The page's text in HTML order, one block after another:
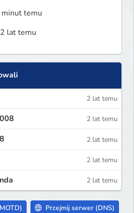
temu
2 lat temu
2 lat temu
2 lat temu
2 lat temu
2 lat temu
2 lat temu
Przejmij serwer (DNS)